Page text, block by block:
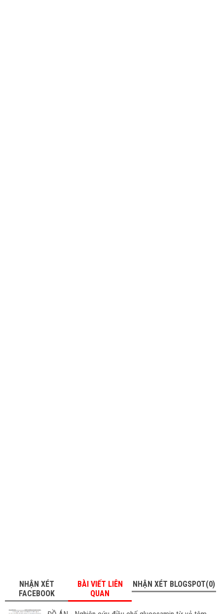
NHẬN XÉT
FACEBOOK
BÀI VIẾT LIÊN
QUAN
NHẬN XÉT BLOGSPOT(0)